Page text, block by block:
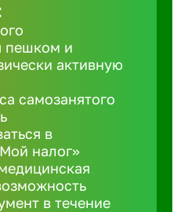
Бийск
пешком и
активную
самозанятого
в
налог»
в течение